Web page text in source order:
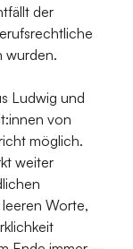
der
wurden.
Ludwig und
von
möglich.
weiter
Worte,